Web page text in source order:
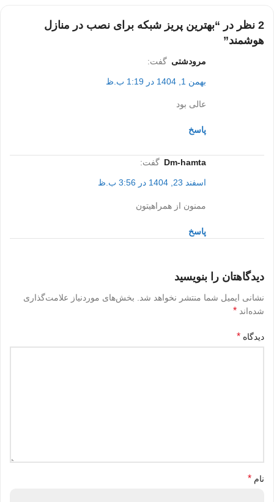
2 نظر در “
بهترین پریز شبکه برای نصب در منازل
هوشمند”
مرودشتی گفت:
بهمن 1, 1404 در 1:19 ب.ظ
عالی بود
پاسخ
dm-hamta گفت:
اسفند 23, 1404 در 3:56 ب.ظ
ممنون از همراهیتون
پاسخ
دیدگاهتان را بنویسید
نشانی ایمیل شما منتشر نخواهد شد.
بخش‌های موردنیاز علامت‌گذاری
شده‌اند *
دیدگاه *
نام *